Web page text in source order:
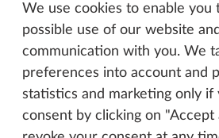
We use cookies to enable you
possible use of our website
communication with you. We
preferences into account and
statistics and marketing only if
consent by clicking on "Accept
Airco
Met HOBBY CONNECT